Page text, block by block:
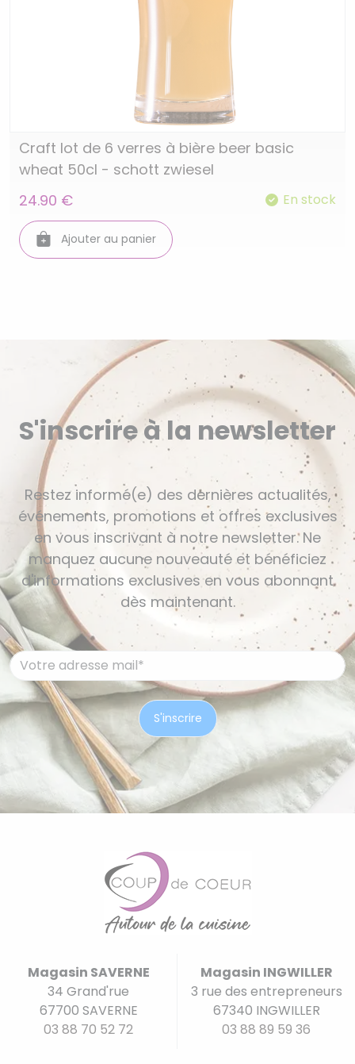
Craft lot de 6 verres à bière beer basic
wheat 50cl - schott zwiesel
24.90 €
En stock
Ajouter au panier
S'inscrire à la newsletter
Restez informé(e) des dernières actualités,
événements, promotions et offres exclusives
en vous inscrivant à notre newsletter. Ne
manquez aucune nouveauté et bénéficiez
d'informations exclusives en vous abonnant
dès maintenant.
Magasin SAVERNE
34 Grand'rue
67700 SAVERNE
03 88 70 52 72
Magasin INGWILLER
3 rue des entrepreneurs
67340 INGWILLER
03 88 89 59 36